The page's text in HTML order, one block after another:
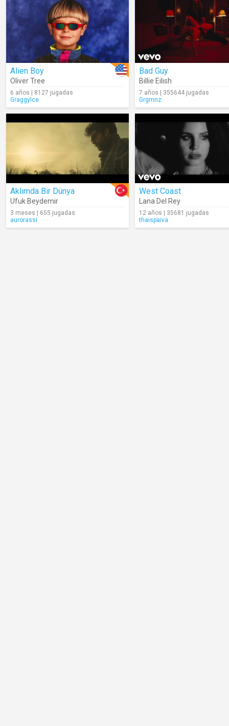
Alien Boy
Oliver Tree
6 años | 8127 jugadas
GraggyIce
Bad Guy
Billie Eilish
7 años | 355644 jugadas
Grgmnz
Aklımda Bir Dünya
Ufuk Beydemir
3 meses | 655 jugadas
aurorassi
West Coast
Lana Del Rey
12 años | 35681 jugadas
thaispaiva